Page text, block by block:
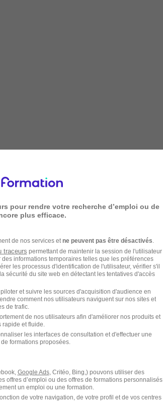
pour rendre votre recherche d’emploi ou de
plus efficace.
de nos services et ne peuvent pas être désactivés
traceurs permettant de maintenir la session de l'utilisateur
informations temporaires telles que les préférences
les processus d'identification de l'utilisateur, vérifier s'il
sécurité du site web en détectant les tentatives d'accès
et suivre les sources d'acquisition d'audience en
comment nos utilisateurs naviguent sur nos sites et
de trafic.
de nos utilisateurs afin d'améliorer nos produits et
et fluide.
les interfaces de consultation et d'effectuer une
formations proposées.
Google Ads, Critéo, Bing,) pouvons utiliser des
offres d’emploi ou des offres de formations personnalisés
un emploi ou une formation.
de votre navigation, de votre profil et de vos centres